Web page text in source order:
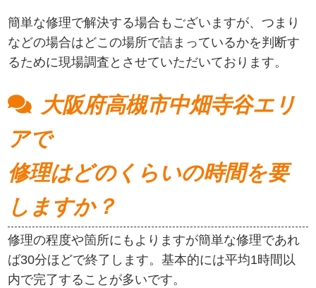
簡単な修理で解決する場合もございますが、つまり
などの場合はどこの場所で詰まっているかを判断す
るために現場調査とさせていただいております。
大阪府高槻市中畑寺谷エリ
アで
修理はどのくらいの時間を要
しますか？
修理の程度や箇所にもよりますが簡単な修理であれ
ば30分ほどで終了します。基本的には平均1時間以
内で完了することが多いです。